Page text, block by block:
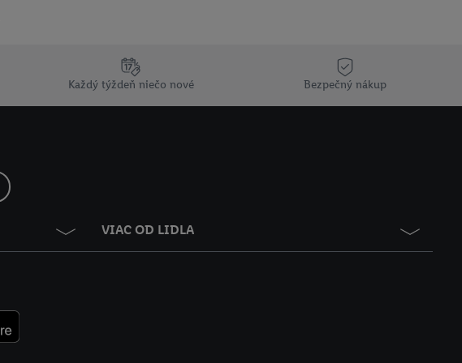
Každý týždeň niečo nové Bezpečný nákup
VIAC OD LIDLA